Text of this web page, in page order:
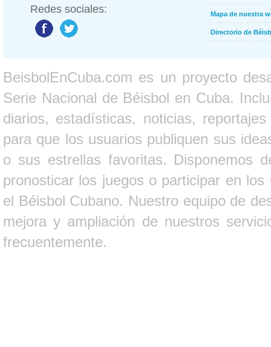
Redes sociales: Mapa de nuestra
Directorio de
BeisbolEnCuba.com es un proyecto
Serie Nacional de Béisbol en Cuba.
diarios, estadísticas, noticias,
para que los usuarios publiquen sus
o sus estrellas favoritas. Disponemos
pronosticar los juegos o participar en
el Béisbol Cubano. Nuestro equipo de
mejora y ampliación de nuestros
frecuentemente.